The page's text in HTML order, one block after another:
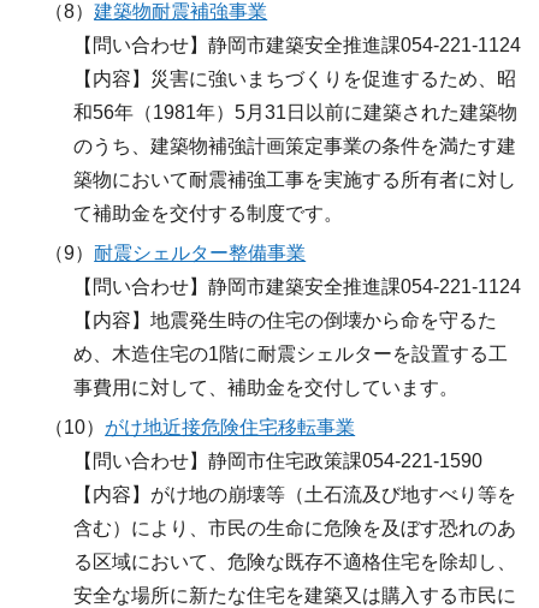
（8）建築物耐震補強事業
【問い合わせ】静岡市建築安全推進課054-221-1124
【内容】災害に強いまちづくりを促進するため、昭
和56年（1981年）5月31日以前に建築された建築物
のうち、建築物補強計画策定事業の条件を満たす建
築物において耐震補強工事を実施する所有者に対し
て補助金を交付する制度です。
（9）耐震シェルター整備事業
【問い合わせ】静岡市建築安全推進課054-221-1124
【内容】地震発生時の住宅の倒壊から命を守るた
め、木造住宅の1階に耐震シェルターを設置する工
事費用に対して、補助金を交付しています。
（10） がけ地近接危険住宅移転事業
【問い合わせ】静岡市住宅政策課054-221-1590
【内容】がけ地の崩壊等（土石流及び地すべり等を
含む）により、市民の生命に危険を及ぼす恐れのあ
る区域において、危険な既存不適格住宅を除却し、
安全な場所に新たな住宅を建築又は購入する市民に